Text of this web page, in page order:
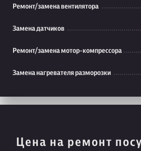
Ремонт/замена вентилятора
Замена датчиков
Ремонт/замена мотор-компрессора
Замена нагревателя разморозки
Цена на ремонт